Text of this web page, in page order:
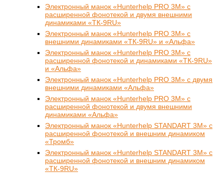
Электронный манок «Hunterhelp PRO 3M» с
расширенной фонотекой и двумя внешними
динамиками «ТК-9RU»
Электронный манок «Hunterhelp PRO 3M» с
внешними динамиками «ТК-9RU» и «Альфа»
Электронный манок «Hunterhelp PRO 3M» с
расширенной фонотекой и динамиками «ТК-9RU»
и «Альфа»
Электронный манок «Hunterhelp PRO 3M» с двумя
внешними динамиками «Альфа»
Электронный манок «Hunterhelp PRO 3M» с
расширенной фонотекой и двумя внешними
динамиками «Альфа»
Электронный манок «Hunterhelp STANDART 3M» с
расширенной фонотекой и внешним динамиком
«Тромб»
Электронный манок «Hunterhelp STANDART 3M» с
расширенной фонотекой и внешним динамиком
«ТК-9RU»